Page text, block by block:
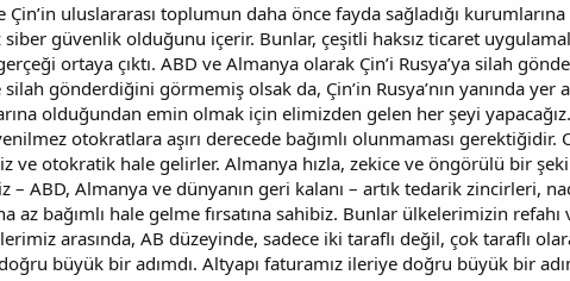
Çin’in uluslararası toplumun daha önce fayda sağladığı kurumlarına
güvenlik olduğunu içerir. Bunlar, çeşitli haksız ticaret
gerçeği ortaya çıktı. ABD ve Almanya olarak Çin’i Rusya’ya silah
silah gönderdiğini görmemiş olsak da, Çin’in Rusya’nın yanında
olduğundan emin olmak için elimizden gelen her şeyi yapacağız.
otokratlara aşırı derecede bağımlı olunmaması
ve otokratik hale gelirler. Almanya hızla, zekice ve öngörülü bir
– ABD, Almanya ve dünyanın geri kalanı – artık tedarik zincirleri,
az bağımlı hale gelme fırsatına sahibiz. Bunlar ülkelerimizin
arasında, AB düzeyinde, sadece iki taraflı değil, çok taraflı
büyük bir adımdı. Altyapı faturamız ileriye doğru büyük bir